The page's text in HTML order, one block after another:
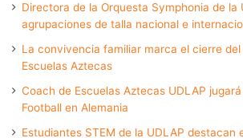
Directora de la Orquesta Symphonia de la
agrupaciones de talla nacional e
La convivencia familiar marca el cierre del
Escuelas Aztecas
Coach de Escuelas Aztecas UDLAP
Football en Alemania
Estudiantes STEM de la UDLAP destacan